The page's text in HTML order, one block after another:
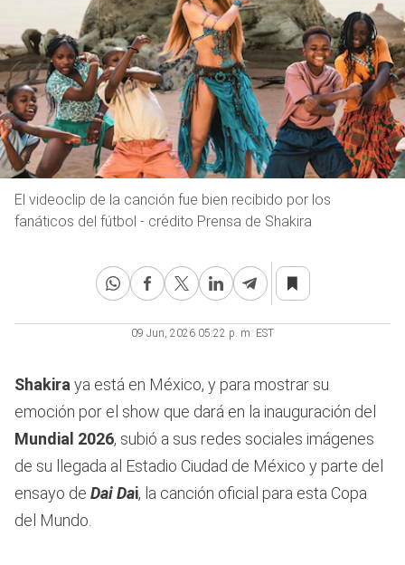
El videoclip de la canción fue bien recibido por los
fanáticos del fútbol - crédito Prensa de Shakira
09 Jun, 2026 05:22 p. m. EST
Shakira ya está en México, y para mostrar su
emoción por el show que dará en la inauguración del
Mundial 2026, subió a sus redes sociales imágenes
de su llegada al Estadio Ciudad de México y parte del
ensayo de Dai Dai, la canción oficial para esta Copa
del Mundo.